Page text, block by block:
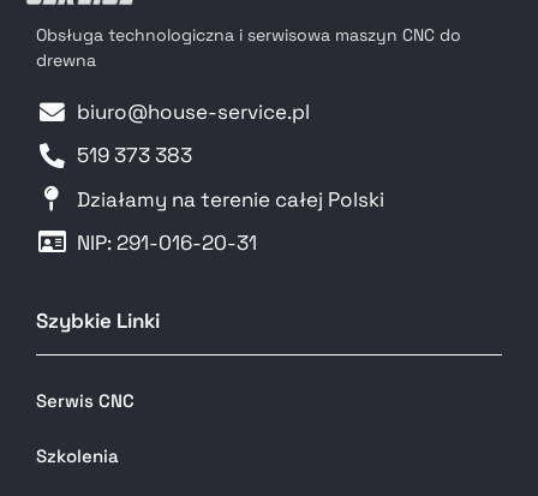
Obsługa technologiczna i serwisowa maszyn CNC do
drewna
biuro@house-service.pl
519 373 383
Działamy na terenie całej Polski
NIP: 291-016-20-31​
Szybkie Linki
Serwis CNC
Szkolenia